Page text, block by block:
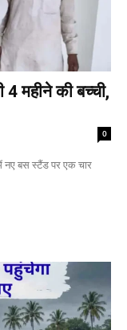
महीने की बच्ची,
0
नए बस स्टैंड पर एक चार